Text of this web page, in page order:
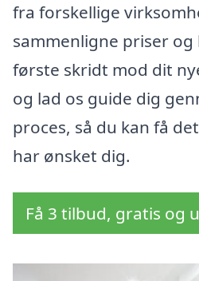
fra forskellige
sammenligne priser og
første skridt mod dit
og lad os guide dig
proces, så du kan få
har ønsket dig.
Få 3 tilbud, gratis og